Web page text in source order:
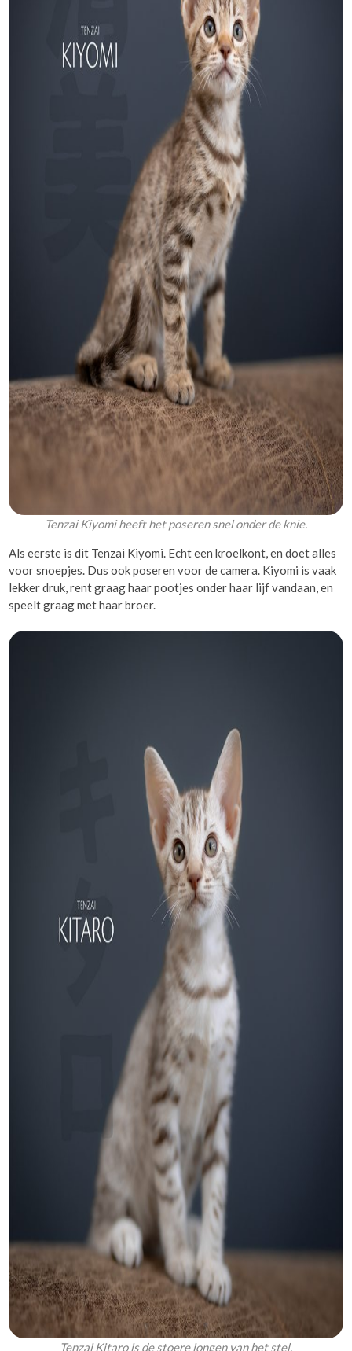
Tenzai Kiyomi heeft het poseren snel onder de knie.
Als eerste is dit Tenzai Kiyomi. Echt een kroelkont, en doet alles
voor snoepjes. Dus ook poseren voor de camera. Kiyomi is vaak
lekker druk, rent graag haar pootjes onder haar lijf vandaan, en
speelt graag met haar broer.
Tenzai Kitaro is de stoere jongen van het stel.